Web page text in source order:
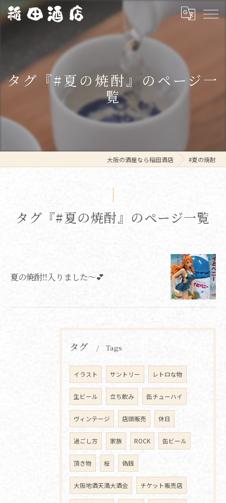
タグ『#夏の焼酎』のページ一
覧
大阪の酒屋なら稲田酒店 #夏の焼酎
タグ『#夏の焼酎』のページ一覧
夏の焼酎‼️入りました〜💕
タグ Tags
イラスト サントリー レトロな物
生ビール 立ち飲み 缶チューハイ
ヴィンテージ 店頭販売 休日
過ごし方 家族 ROCK 缶ビール
頂き物 桜 偽銭
大阪地酒天満大酒会 チケット販売店